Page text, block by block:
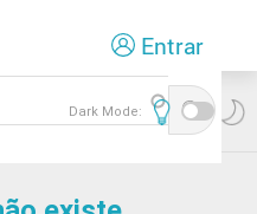
Entrar
Dark Mode: